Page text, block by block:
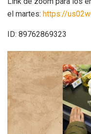
el martes: https://
ID: 89762869323